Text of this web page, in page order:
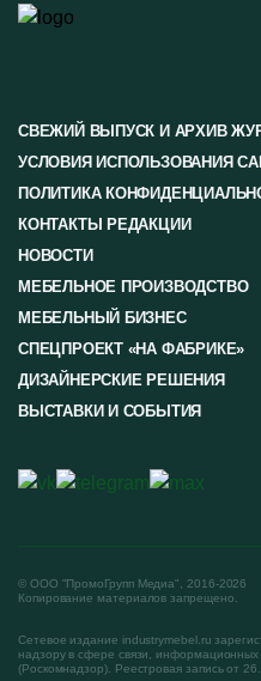
© ООО "ПромоГрупп Медиа", 2016-2026
Копирование материалов запрещено.
СВЕЖИЙ ВЫПУСК И АРХИВ
УСЛОВИЯ ИСПОЛЬЗОВАНИЯ
ПОЛИТИКА
КОНТАКТЫ РЕДАКЦИИ
НОВОСТИ
МЕБЕЛЬНОЕ ПРОИЗВОДСТВО
МЕБЕЛЬНЫЙ БИЗНЕС
СПЕЦПРОЕКТ «НА ФАБРИКЕ»
ДИЗАЙНЕРСКИЕ РЕШЕНИЯ
ВЫСТАВКИ И СОБЫТИЯ
Сетевое издание industrymebel.ru
надзору в сфере связи,
(Роскомнадзор). Реестровая запись от